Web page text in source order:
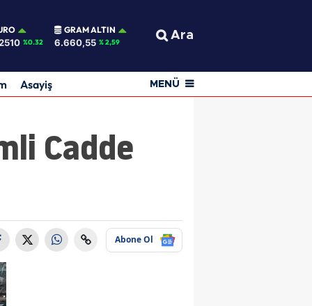
%0.32
GRAM ALTIN
6.660,55 % 2,59 Ara
Asayiş MENÜ
Cadde
Abone Ol